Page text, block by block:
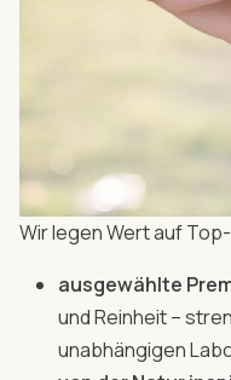
Wir legen Wert auf
ausgewählte
und Reinheit –
unabhängigen